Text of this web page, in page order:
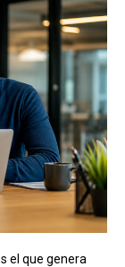
el que genera